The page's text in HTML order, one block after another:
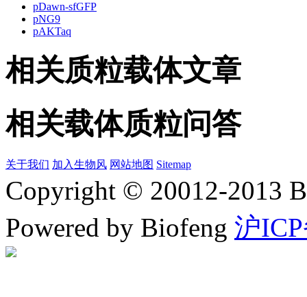
pDawn-sfGFP
pNG9
pAKTaq
相关质粒载体文章
相关载体质粒问答
关于我们 加入生物风 网站地图 Sitemap
Copyright © 20012-2013
Powered by Biofeng 沪